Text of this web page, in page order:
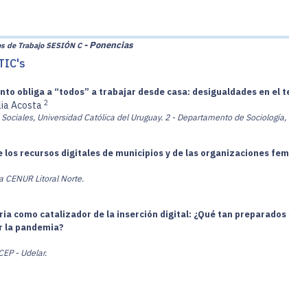
de Trabajo SESIÓN C - Ponencias
obliga a “todos” a trabajar desde casa: desigualdades en el
Acosta 2
Universidad Católica del Uruguay. 2 - Departamento de
recursos digitales de municipios y de las organizaciones
CENUR Litoral Norte.
como catalizador de la inserción digital: ¿Qué tan
pandemia?
- Udelar.